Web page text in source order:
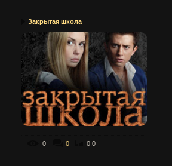
Закрытая школа
0 0 0.0